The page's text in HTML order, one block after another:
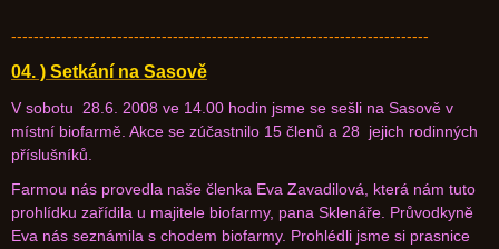
---------------------------------------------------------------------------
04. ) Setkání na Sasově
V sobotu 28.6. 2008 ve 14.00 hodin jsme se sešli na Sasově v
místní biofarmě. Akce se zúčastnilo 15 členů a 28 jejich rodinných
příslušníků.
Farmou nás provedla naše členka Eva Zavadilová, která nám tuto
prohlídku zařídila u majitele biofarmy, pana Sklenáře. Průvodkyně
Eva nás seznámila s chodem biofarmy. Prohlédli jsme si prasnice